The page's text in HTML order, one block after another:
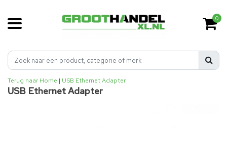
0
Terug naar Home | USB Ethernet Adapter
USB Ethernet Adapter